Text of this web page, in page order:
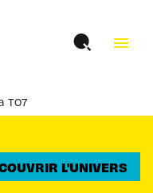
menu
T07
L'UNIVERS